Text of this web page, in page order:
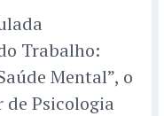
Trabalho:
Mental”, o
de Psicologia